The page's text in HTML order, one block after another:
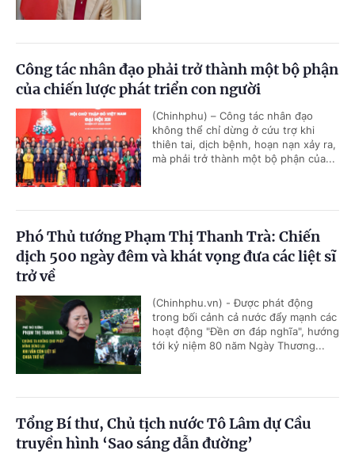
Công tác nhân đạo phải trở thành một bộ phận
của chiến lược phát triển con người
(Chinhphu) – Công tác nhân đạo
không thể chỉ dừng ở cứu trợ khi
thiên tai, dịch bệnh, hoạn nạn xảy ra,
mà phải trở thành một bộ phận của...
Phó Thủ tướng Phạm Thị Thanh Trà: Chiến
dịch 500 ngày đêm và khát vọng đưa các liệt sĩ
trở về
(Chinhphu.vn) - Được phát động
trong bối cảnh cả nước đẩy mạnh các
hoạt động "Đền ơn đáp nghĩa", hướng
tới kỷ niệm 80 năm Ngày Thương...
Tổng Bí thư, Chủ tịch nước Tô Lâm dự Cầu
truyền hình ‘Sao sáng dẫn đường’